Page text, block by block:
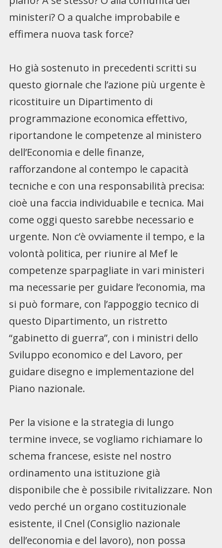
ministeri? O a qualche improbabile e
effimera nuova task force?
Ho già sostenuto in precedenti scritti su
questo giornale che l’azione più urgente è
ricostituire un Dipartimento di
programmazione economica effettivo,
riportandone le competenze al ministero
dell’Economia e delle finanze,
rafforzandone al contempo le capacità
tecniche e con una responsabilità precisa:
cioè una faccia individuabile e tecnica. Mai
come oggi questo sarebbe necessario e
urgente. Non c’è ovviamente il tempo, e la
volontà politica, per riunire al Mef le
competenze sparpagliate in vari ministeri
ma necessarie per guidare l’economia, ma
si può formare, con l’appoggio tecnico di
questo Dipartimento, un ristretto
“gabinetto di guerra”, con i ministri dello
Sviluppo economico e del Lavoro, per
guidare disegno e implementazione del
Piano nazionale.
Per la visione e la strategia di lungo
termine invece, se vogliamo richiamare lo
schema francese, esiste nel nostro
ordinamento una istituzione già
disponibile che è possibile rivitalizzare. Non
vedo perché un organo costituzionale
esistente, il Cnel (Consiglio nazionale
dell’economia e del lavoro), non possa